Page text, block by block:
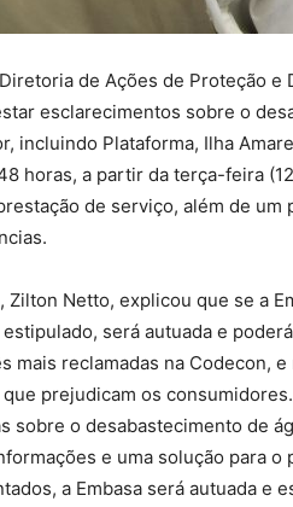
de Ações de Proteção e
esclarecimentos sobre o
incluindo Plataforma, Ilha
horas, a partir da terça-feira
de serviço, além de um
Zilton Netto, explicou que se a
será autuada e
mais reclamadas na Codecon,
prejudicam os
sobre o desabastecimento de
e uma solução para o
a Embasa será autuada e